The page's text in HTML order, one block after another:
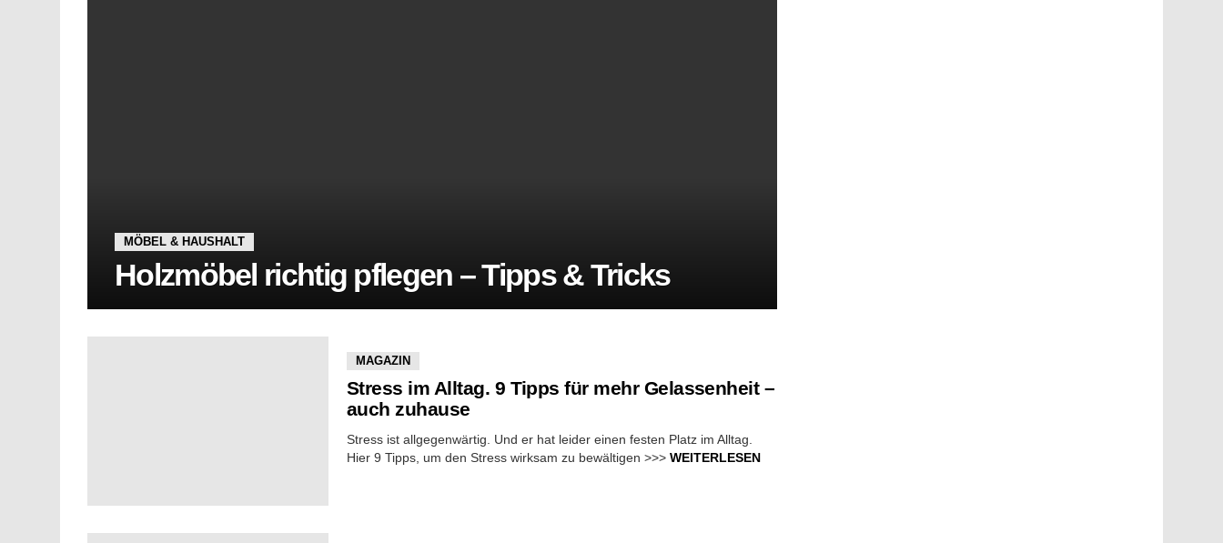
MÖBEL & HAUSHALT
Holzmöbel richtig pflegen – Tipps & Tricks
MAGAZIN
Stress im Alltag. 9 Tipps für mehr Gelassenheit –
auch zuhause
Stress ist allgegenwärtig. Und er hat leider einen festen Platz im Alltag.
Hier 9 Tipps, um den Stress wirksam zu bewältigen >>> WEITERLESEN